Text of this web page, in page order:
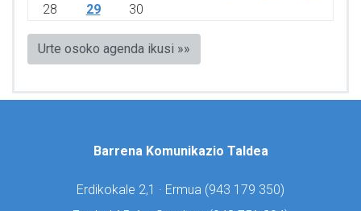
28
29 30
Urte osoko agenda ikusi »»
Barrena Komunikazio Taldea
Erdikokale 2,1 · Ermua (943 179 350)